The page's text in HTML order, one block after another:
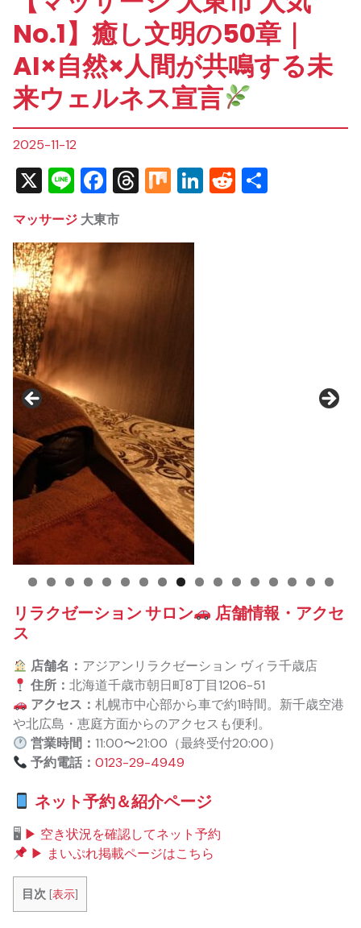
No.1】癒し文明の50章｜
AI×自然×人間が共鳴する未
来ウェルネス宣言
2025-11-12
X LineFacebook
Threads
MixLinkedIn
Reddit
マッサージ 大東市
リラクゼーション サロン
店舗情報・アクセ
ス
店舗名： アジアンリラクゼーション ヴィラ千歳店
住所：北海道千歳市朝日町8丁目1206-51
アクセス：札幌市中心部から車で約1時間。新千歳空港
や北広島・恵庭方面からのアクセスも便利。
営業時間：11:00〜21:00（最終受付20:00）
予約電話：0123-29-4949
ネット予約＆紹介ページ
🖥 ▶ 空き状況を確認してネット予約
▶ まいぷれ掲載ページはこちら
目次 [表示]